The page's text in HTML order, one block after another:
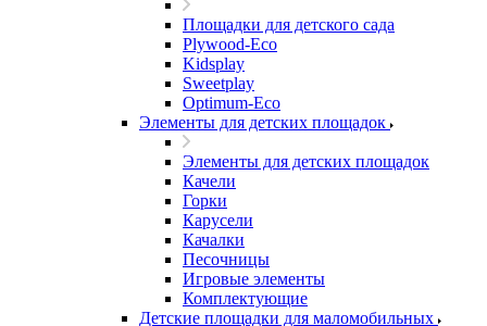
Площадки для детского сада
Plywood-Eco
Kidsplay
Sweetplay
Оptimum-Еco
Элементы для детских площадок
Элементы для детских площадок
Качели
Горки
Карусели
Качалки
Песочницы
Игровые элементы
Комплектующие
Детские площадки для маломобильных